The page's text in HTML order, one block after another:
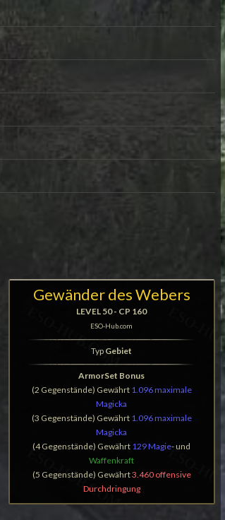
Gewänder des Webers
LEVEL 50 - CP 160
ESO-Hub.com
Typ Gebiet
ArmorSet Bonus
(2 Gegenstände) Gewährt 1.096 maximale
Magicka
(3 Gegenstände) Gewährt 1.096 maximale
Magicka
(4 Gegenstände) Gewährt 129 Magie- und
Waffenkraft
(5 Gegenstände) Gewährt3.460 offensive
Durchdringung